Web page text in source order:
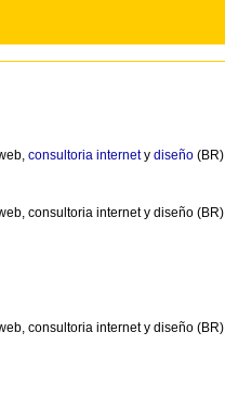
consultoria internety diseño (BR)
consultoria internet y diseño (BR)
consultoria internet y diseño (BR)